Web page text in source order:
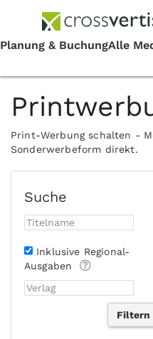
Print-Werbung schalten -
Sonderwerbeform direkt.
Suche
Inklusive Regional-
Ausgaben